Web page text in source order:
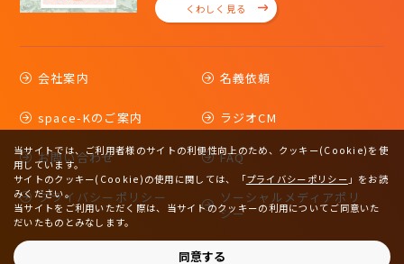
くわしく見る
会社案内 名義依頼
space-Kのご案内 ラジオCM
お問い合わせ FAQ
プライバシーポリシー
ソーシャルメディアポリ
シー
当サイトでは、ご利用者様のサイトの利便性向上のため、クッキー(Cookie)を使
用しています。
サイトのクッキー(Cookie)の使用に関しては、
「プライバシーポリシー 」をお読
みください。
当サイトをご利用いただく際は、当サイトのクッキーの利用についてご同意いた
だいたものとみなします。
同意する